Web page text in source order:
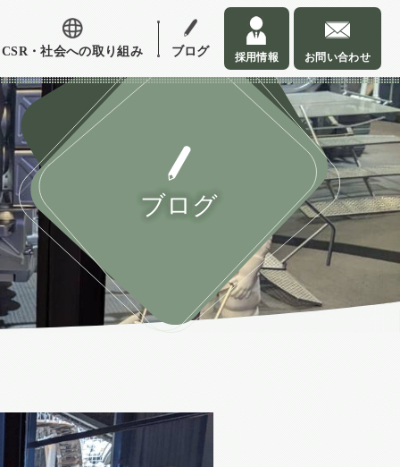
CSR・社会への取り組み ブログ 採用情報 お問い合わせ
ブログ